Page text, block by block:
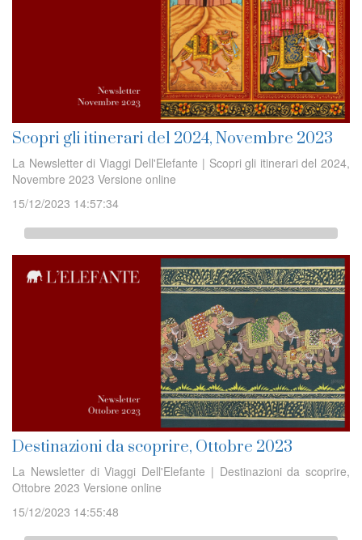
Scopri gli itinerari del 2024, Novembre 2023
La Newsletter di Viaggi Dell'Elefante | Scopri gli itinerari del 2024,
Novembre 2023 Versione online
15/12/2023 14:57:34
Destinazioni da scoprire, Ottobre 2023
La Newsletter di Viaggi Dell'Elefante | Destinazioni da scoprire,
Ottobre 2023 Versione online
15/12/2023 14:55:48